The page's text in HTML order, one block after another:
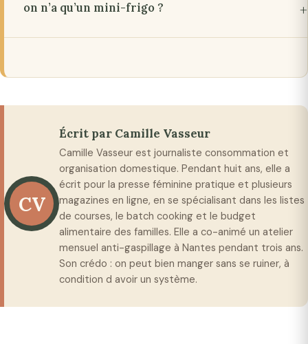
on n’a qu’un mini-frigo ?
CV
Écrit par Camille Vasseur
Camille Vasseur est journaliste consommation et
organisation domestique. Pendant huit ans, elle a
écrit pour la presse féminine pratique et plusieurs
magazines en ligne, en se spécialisant dans les listes
de courses, le batch cooking et le budget
alimentaire des familles. Elle a co-animé un atelier
mensuel anti-gaspillage à Nantes pendant trois ans.
Son crédo : on peut bien manger sans se ruiner, à
condition d avoir un système.